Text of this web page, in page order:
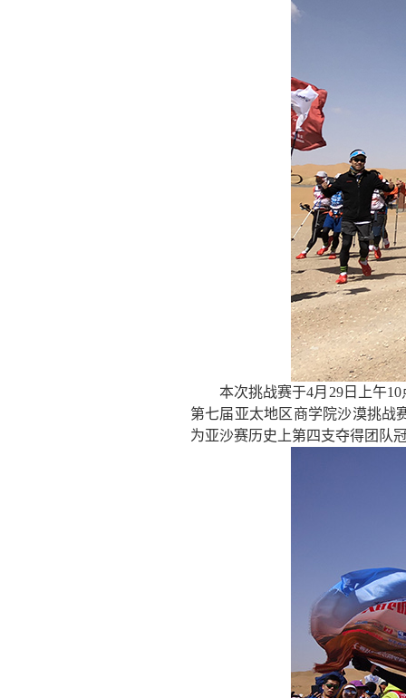
本次挑战赛于4月29日上午
第七届亚太地区商学院沙漠挑战
为亚沙赛历史上第四支夺得团队